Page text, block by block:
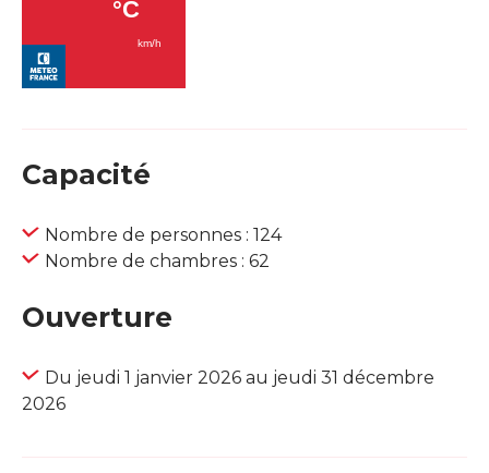
Capacité
Nombre de personnes : 124
Nombre de chambres : 62
Ouverture
Du jeudi 1 janvier 2026 au jeudi 31 décembre
2026